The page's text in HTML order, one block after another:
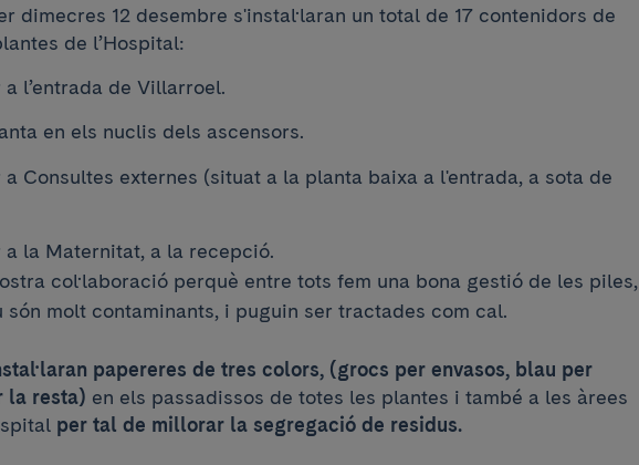
dimecres 12 desembre s'instal·laran un total de 17 contenidors de
de l’Hospital:
l’entrada de Villarroel.
en els nuclis dels ascensors.
Consultes externes (situat a la planta baixa a l'entrada, a sota de
a la Maternitat, a la recepció.
col·laboració perquè entre tots fem una bona gestió de les piles,
són molt contaminants, i puguin ser tractades com cal.
papereres de tres colors, (grocs per envasos, blau per
la resta) en els passadissos de totes les plantes i també a les àrees
per tal de millorar la segregació de residus.